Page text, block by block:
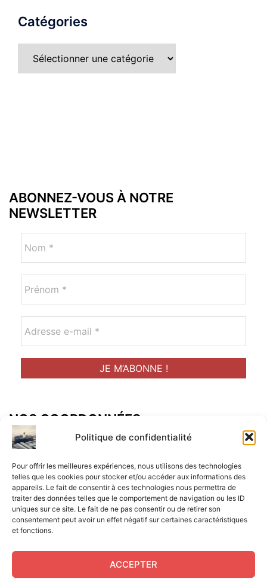
Politique de confidentialité
Pour offrir les meilleures expériences, nous utilisons des technologies
telles que les cookies pour stocker et/ou accéder aux informations des
appareils. Le fait de consentir à ces technologies nous permettra de
traiter des données telles que le comportement de navigation ou les ID
uniques sur ce site. Le fait de ne pas consentir ou de retirer son
consentement peut avoir un effet négatif sur certaines caractéristiques
et fonctions.
ACCEPTER
Catégories
ABONNEZ-VOUS À NOTRE
NEWSLETTER
NOS COORDONNÉES
Adresse postal :
ALCF
34 Rue René Brunen
33950 LEGE CAP-FERRET
Mail :
contact@aperitif-litteraire-cap-ferret.fr